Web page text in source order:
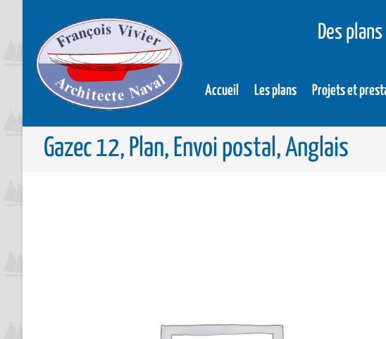
Des
Accueil Les plans Projets et
Gazec 12, Plan, Envoi postal, Anglais